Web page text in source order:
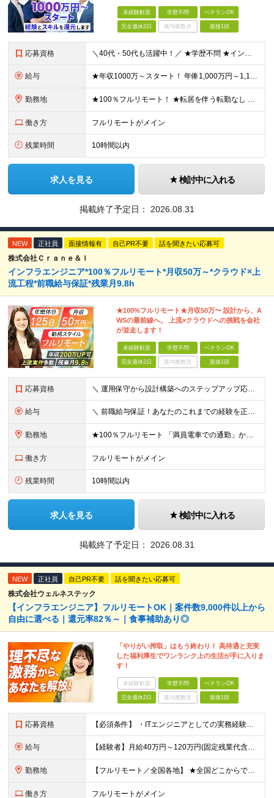
未経験歓迎 学歴不問 ベテランOK
完全週休2日 賞与複数月 面接1回
応募資格 ＼40代・50代も活躍中！／ ★学歴不問 ★インフラエンジニアの経験を5年以上お持ちの方 ≪こんな方にピッタリです！≫ ◎自身の市場価値を正当に評価してほしい ◎今より年収をアップさせたい ◎多彩な
給与 ★年収1000万～スタート！ 年俸1,000万円～1,162万8,000円（12分割） ※経験・スキルを考慮の上決定します ※上記金額には固定残業代（月30h分・158,400円～184,000円
勤務地 ★100％フルリモート！ ★転居を伴う転勤なし 本社またはプロジェクト先にて勤務いただきます！ ※プロジェクト先は一都三県及び23区内がメイン 【本社】 東京都新宿区神楽坂1-2 研究社英語センタ
働き方 フルリモートがメイン
残業時間 10時間以内
求人を見る 検討中に入れる
掲載終了予定日： 2026.08.31
NEW 正社員 面接情報有 自己PR不要 話を聞きたい応募可
株式会社Ｃｒａｎｅ＆Ｉ
インフラエンジニア*100％フルリモート*月収50万～*クラウド×上
流工程*前職給与保証*残業月9.8h
★100%フルリモート★月収50万〜 設計から、A
WSの最前線へ。 上流×クラウドへの挑戦を会社
が並走します！
未経験歓迎 学歴不問 ベテランOK
完全週休2日 賞与複数月 面接1回
応募資格 ＼ 運用保守から設計構築へのステップアップ応援！ ／ ★学歴・分野不問（運用保守経験のみでも歓迎） ★「設計・構築に挑戦したい」「市場価値を高めたい」という意欲を重視！ ┗豊富な案件（SIer直下など
給与 ＼ 前職給与保証！あなたのこれまでの経験を正当評価 ／ ★月収50万円～スタート！【年俸600万～1,162万8,000円（12分割）】 ――「頑張りが給与に直結しない…」そんな不満とは無縁の環境で
勤務地 ★100％フルリモート 「満員電車での通勤」から卒業できます！ ★転勤なし 【本社】 東京都新宿区神楽坂1-2 研究社英語センタービル3階 本社またはプロジェクト先にて勤務いただきます！ ※プロジ
働き方 フルリモートがメイン
残業時間 10時間以内
求人を見る 検討中に入れる
掲載終了予定日： 2026.08.31
NEW 正社員 自己PR不要 話を聞きたい応募可
株式会社ウェルネステック
【インフラエンジニア】フルリモートOK｜案件数9,000件以上から
自由に選べる｜還元率82％～｜食事補助あり◎
「やりがい搾取」はもう終わり！ 高待遇と充実
した福利厚生でワンランク上の生活が手に入りま
す！
未経験歓迎 学歴不問 ベテランOK
完全週休2日 賞与複数月 面接1回
応募資格 【必須条件】 ・ITエンジニアとしての実務経験が1年以上ある方 ※開発・インフラ・運用保守など分野・フェーズは不問！ ※学歴不問 【歓迎条件】 ・基本設計、詳細設計などの経験がある方 ・AWS, G
給与 【経験者】月給40万円～120万円(固定残業代含む)+各種手当 ※月給には、みなし残業手当(月30時間／5万8,000円～15万7,000円)を含みます ※上記を超える時間外労働分は追加で支給します
勤務地 【フルリモート／全国各地】 ★全国どこからでも参画可能！フルリモート案件も多数！ ※プロジェクトは100%選択制。あなたの希望を最優先します。 ※フルリモート、ハイブリッド、常駐案件から自由に選択可能
働き方 フルリモートがメイン